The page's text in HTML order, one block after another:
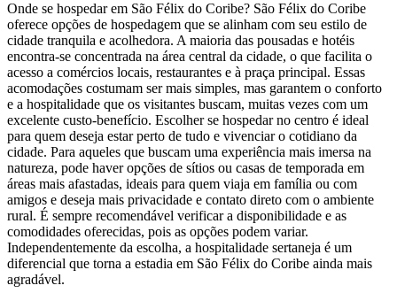
Onde se hospedar em São Félix do Coribe? São Félix do Coribe
oferece opções de hospedagem que se alinham com seu estilo de
cidade tranquila e acolhedora. A maioria das pousadas e hotéis
encontra-se concentrada na área central da cidade, o que facilita o
acesso a comércios locais, restaurantes e à praça principal. Essas
acomodações costumam ser mais simples, mas garantem o conforto
e a hospitalidade que os visitantes buscam, muitas vezes com um
excelente custo-benefício. Escolher se hospedar no centro é ideal
para quem deseja estar perto de tudo e vivenciar o cotidiano da
cidade. Para aqueles que buscam uma experiência mais imersa na
natureza, pode haver opções de sítios ou casas de temporada em
áreas mais afastadas, ideais para quem viaja em família ou com
amigos e deseja mais privacidade e contato direto com o ambiente
rural. É sempre recomendável verificar a disponibilidade e as
comodidades oferecidas, pois as opções podem variar.
Independentemente da escolha, a hospitalidade sertaneja é um
diferencial que torna a estadia em São Félix do Coribe ainda mais
agradável.